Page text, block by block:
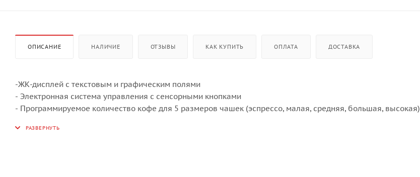
ОПИСАНИЕ НАЛИЧИЕ ОТЗЫВЫ КАК КУПИТЬ ОПЛАТА ДОСТАВКА
-ЖК-дисплей с текстовым и графическим полями
- Электронная система управления с сенсорными кнопками
- Программируемое количество кофе для 5 размеров чашек (эспрессо, малая, средняя, большая, высокая)
- Функция подачи молока для приготовления капучино или латте